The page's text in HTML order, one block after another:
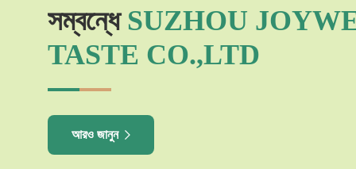
সম্বন্ধে SUZHOU
TASTE CO.,LTD
আরও জানুন